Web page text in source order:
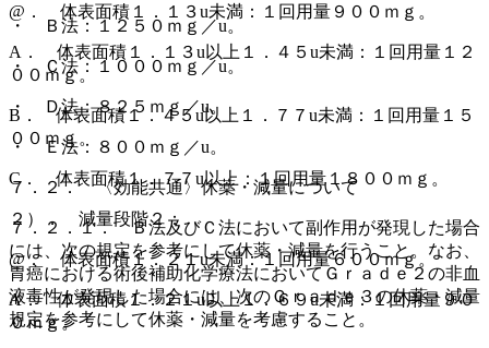
@． 体表面積１．１３u未満：１回用量９００ｍｇ。
A． 体表面積１．１３u以上１．４５u未満：１回用量１２
００ｍｇ。
B． 体表面積１．４５u以上１．７７u未満：１回用量１５
００ｍｇ。
C． 体表面積１．７７u以上：１回用量１８００ｍｇ。
２）． 減量段階２：
@． 体表面積１．２１u未満：１回用量６００ｍｇ。
A． 体表面積１．２１u以上１．６９u未満：１回用量９０
０ｍｇ。
・ Ｂ法：１２５０ｍｇ／u。
・ Ｃ法：１０００ｍｇ／u。
・ Ｄ法：８２５ｍｇ／u。
・ Ｅ法：８００ｍｇ／u。
７．２． 〈効能共通〉休薬・減量について
７．２．１． Ｂ法及びＣ法において副作用が発現した場合
には、次の規定を参考にして休薬・減量を行うこと。なお、
胃癌における術後補助化学療法においてＧｒａｄｅ２の非血
液毒性が発現した場合には、次のＧｒａｄｅ３の休薬・減量
規定を参考にして休薬・減量を考慮すること。